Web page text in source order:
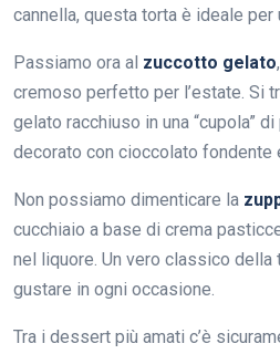
cannella, questa torta è ideale per
Passiamo ora al zuccotto gelato
cremoso perfetto per l’estate. Si
gelato racchiuso in una “cupola”
decorato con cioccolato fondente
Non possiamo dimenticare la
cucchiaio a base di crema
nel liquore. Un vero classico della
gustare in ogni occasione.
Tra i dessert più amati c’è